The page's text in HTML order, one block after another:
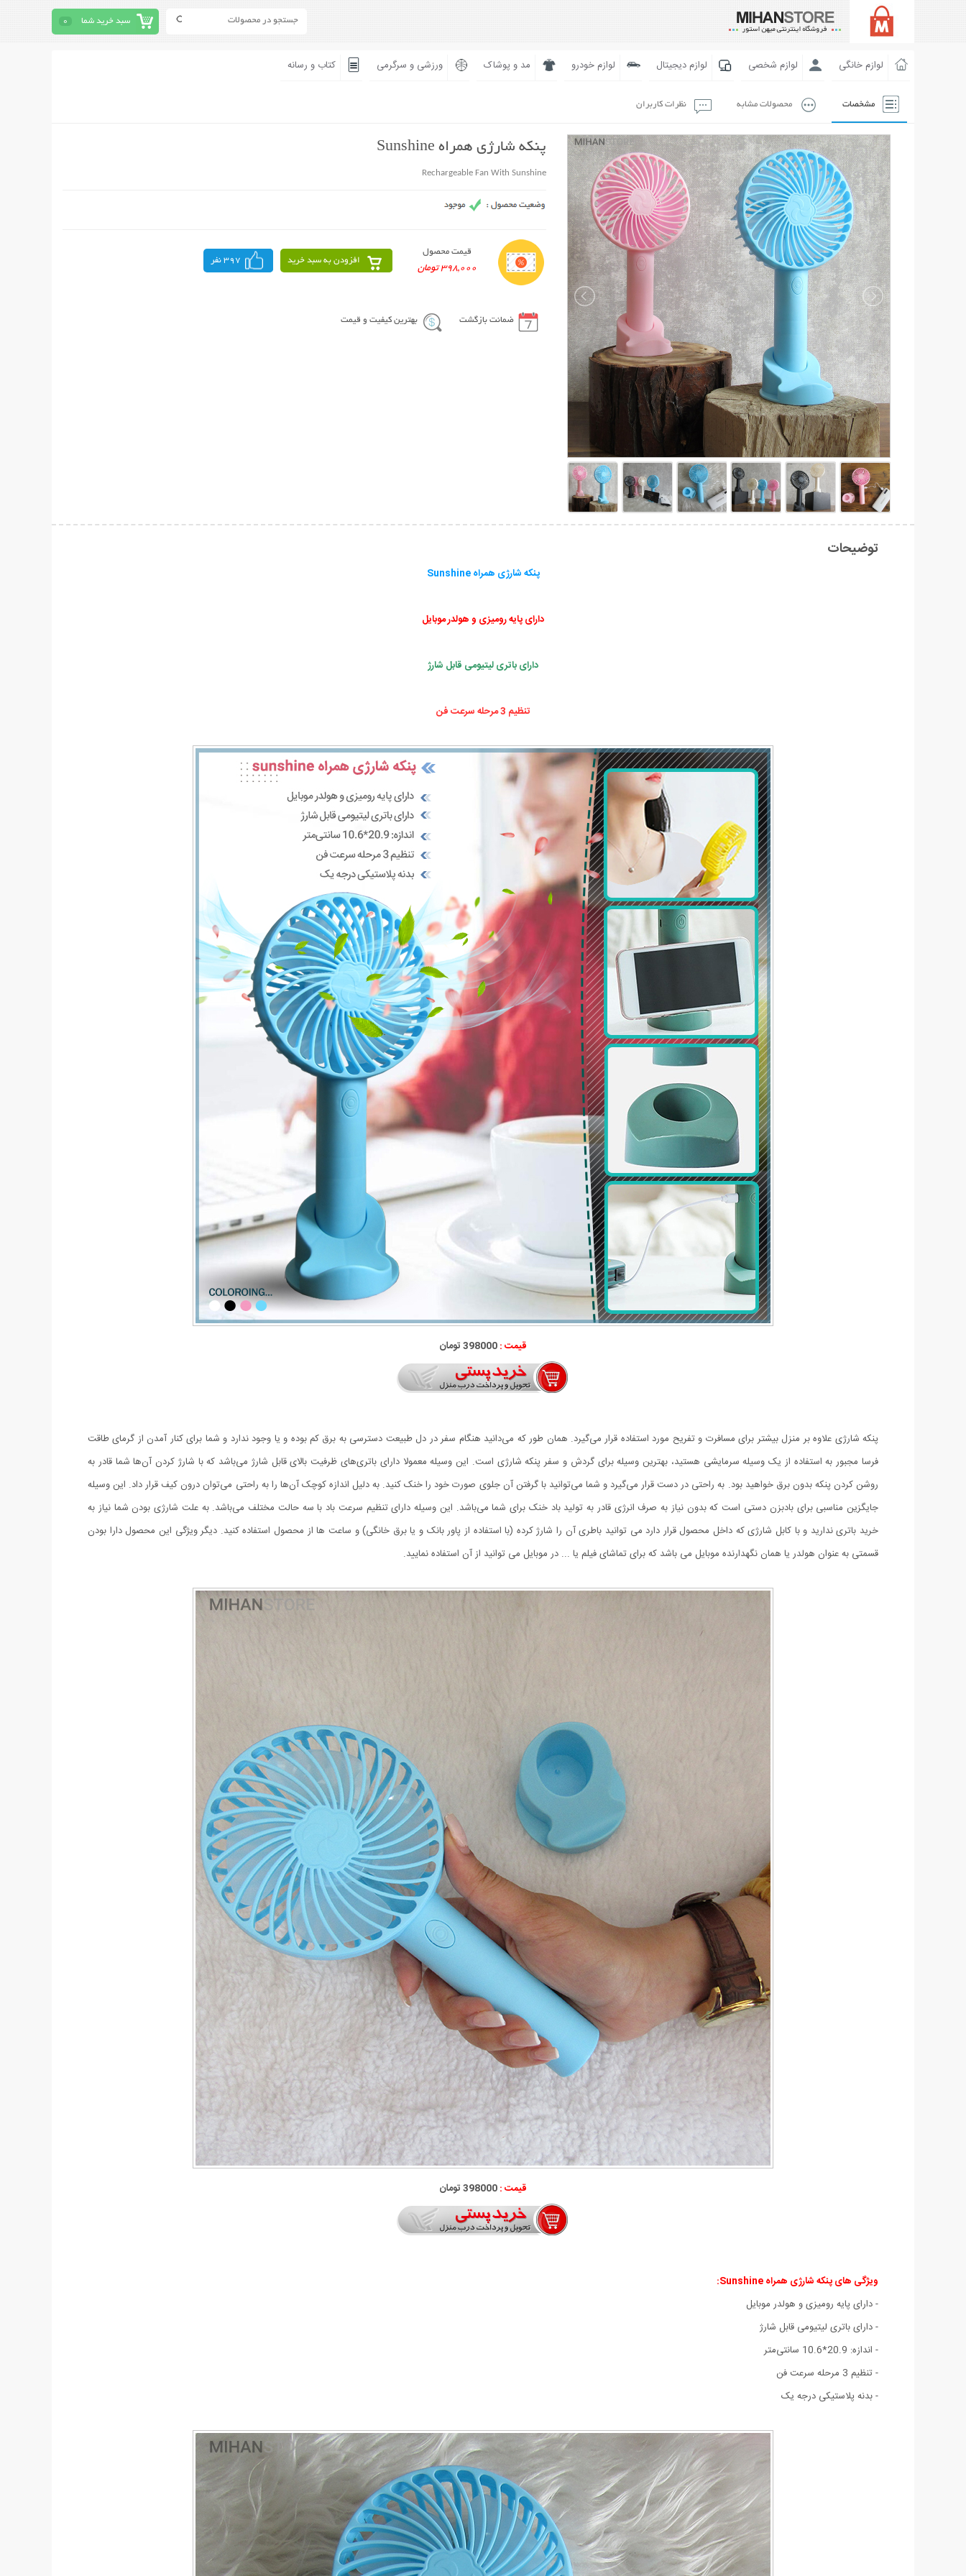
سبد خرید شما 0
لوازم خانگی لوازم شخصی لوازم دیجیتال لوازم خودرو مد و پوشاک ورزشی و سرگرمی کتاب و رسانه
مشخصات محصولات مشابه نظرات کاربران
پنکه شارژی همراه Sunshine
Rechargeable Fan With Sunshine
قیمت محصول
398,000 تومان
افزودن به سبد خرید 397 نفر
ضمانت بازگشت بهترین کیفیت و قیمت
توضیحات
پنکه شارژی همراه Sunshine
دارای پایه رومیزی و هولدر موبایل
دارای باتری لیتیومی قابل شارژ
تنظیم 3 مرحله سرعت فن
قیمت :398000 تومان
پنکه شارژی علاوه بر منزل بیشتر برای مسافرت و تفریح مورد استفاده قرار می‌گیرد. همان طور که می‌دانید هنگام سفر در دل طبیعت دسترسی به برق کم بوده و یا وجود ندارد و شما برای کنار آمدن از گرمای طاقت
فرسا مجبور به استفاده از یک وسیله سرمایشی هستید، بهترین وسیله برای گردش و سفر پنکه شارژی است. این وسیله معمولا دارای باتری‌های ظرفیت بالای قابل شارژ می‌باشد که با شارژ کردن آن‌ها شما قادر به
روشن کردن پنکه بدون برق خواهید بود. به راحتی در دست قرار می‌گیرد و شما می‌توانید با گرفتن آن جلوی صورت خود را خنک کنید. به دلیل اندازه کوچک آن‌ها را به راحتی می‌توان درون کیف قرار داد. این وسیله
جایگزین مناسبی برای بادبزن دستی است که بدون نیاز به صرف انرژی قادر به تولید باد خنک برای شما می‌باشد. این وسیله دارای تنظیم سرعت باد با سه حالت مختلف می‌باشد. به علت شارژی بودن شما نیاز به
خرید باتری ندارید و با کابل شارژی که داخل محصول قرار دارد می توانید باطری آن را شارژ کرده (با استفاده از پاور بانک و یا برق خانگی) و ساعت ها از محصول استفاده کنید. دیگر ویژگی این محصول دارا بودن
قسمتی به عنوان هولدر یا همان نگهدارنده موبایل می باشد که برای تماشای فیلم یا ... در موبایل می توانید از آن استفاده نمایید.
قیمت :398000 تومان
ویژگی های پنکه شارژی همراه Sunshine:
- دارای پایه رومیزی و هولدر موبایل
- دارای باتری لیتیومی قابل شارژ
- اندازه: 20.9*10.6 سانتی‌متر
- تنظیم 3 مرحله سرعت فن
- بدنه پلاستیکی درجه یک